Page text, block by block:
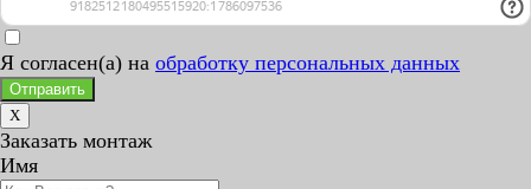
Я согласен(а) на обработку персональных данных
Отправить
X
Заказать монтаж
Имя